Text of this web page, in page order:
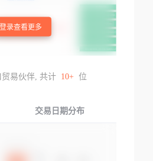
登录查看更多
易伙伴, 共计 10+ 位
交易日期分布